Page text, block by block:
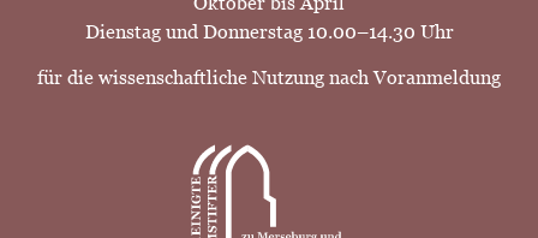
Dienstag und Donnerstag 10.00–14.30 Uhr
für die wissenschaftliche Nutzung nach Voranmeldung